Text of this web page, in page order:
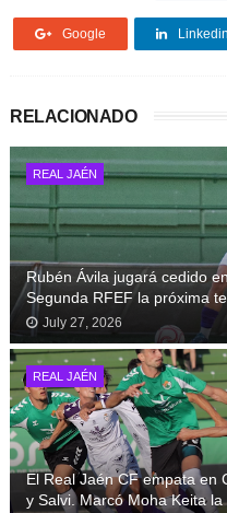
Google Linkedin
RELACIONADO
REAL JAÉN
Rubén Ávila jugará cedido
Segunda RFEF la próxima
July 27, 2026
REAL JAÉN
El Real Jaén CF empata en
y Salvi. Marcó Moha Keita